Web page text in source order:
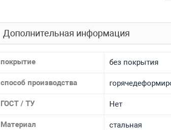
Дополнительная информация
покрытие без покрытия
способ производства
ГОСТ / ТУ Нет
Материал стальная